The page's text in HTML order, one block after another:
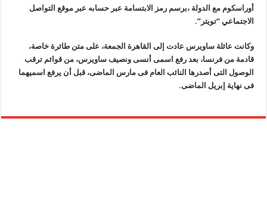
أوراسكوم مع الدولة ،برسم رمز الابتسامة عبر حسابه عبر موقع التواصل
الاجتماعي “تويتر”.
وكانت عائلة ساويرس عادت إلى القاهرة الجمعة، على متن طائرة خاصة،
قادمة من فرنسا، بعد رفع اسمى أنسى ونصيف ساويرس، من قوائم ترقب
الوصول التى أصدرها النائب العام فى مارس الماضى، قبل أن يرفع اسميهما
فى نهاية إبريل الماضى.